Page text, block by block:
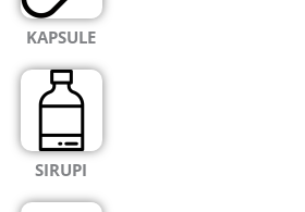
KAPSULE
SIRUPI